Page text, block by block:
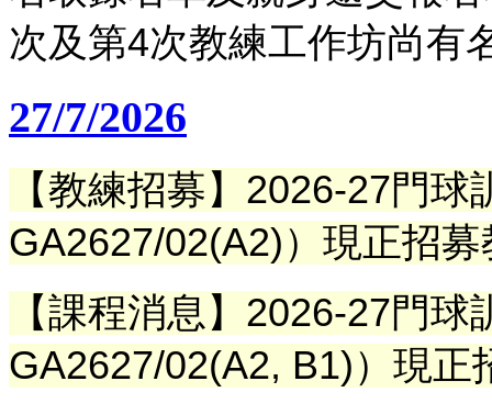
次及第4次教練工作坊尚有
27/7/2026
【教練招募】 2026-27門球
GA2627/02(A2)）現正招募
【課程消息】 2026-27門球
GA2627/02(A2, B1)）現正